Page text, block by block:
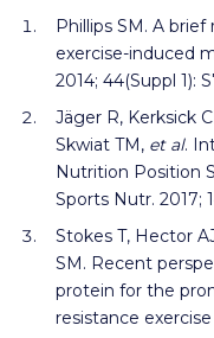
Phillips SM. A
exercise-induced
2014; 44(Suppl 1):
Jäger R, Kerksick
Skwiat TM, et al.
Nutrition Position
Sports Nutr. 2017;
Stokes T, Hector
SM. Recent
protein for the
resistance